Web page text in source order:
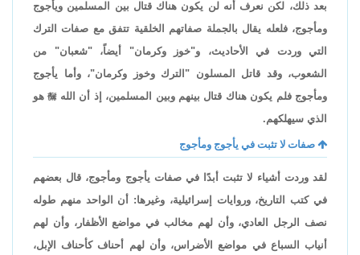
بعد ذلك، لكن نعرف أنه لن يكون هناك قتال بين المسلمين ويأجوج
ومأجوج، فلعله يقال بالجملة صفاتهم الخلقية تتفق مع صفات الترك
التي وردت في الأحاديث، و"خوز وكرمان" أيضاً، "شعبان" من
الشعوب، وقد قاتل المسلون "الترك وخوز وكرمان"، وأما يأجوج
ومأجوج فلم يكون هناك قتال بينهم وبين المسلمين، إذ أن اللههو
الذي سيهلكهم.
صفات لا تثبت في يأجوج ومأجوج
لقد وردت أشياء لا تثبت أبدًا في صفات يأجوج ومأجوج، قال بعضهم
في كتب التاريخ، وروايات إسرائيلية، وغيرها: أن الواحد منهم طوله
نصف الرجل العادي، وأن لهم مخالب في مواضع الأظفار، وأن لهم
أنياب السباع في مواضع الأضراس، وأن لهم أحناف كأحناف الإبل،